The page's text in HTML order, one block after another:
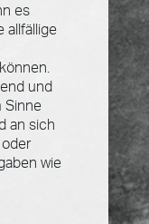
es
allfällige
und
Sinne
an sich
wie